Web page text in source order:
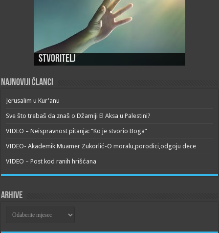
Stvoritelj
Najnoviji članci
Jerusalim u Kur'anu
Sve što trebaš da znaš o Džamiji El Aksa u Palestini?
VIDEO – Neispravnost pitanja: “Ko je stvorio Boga”
VIDEO- Akademik Muamer Zukorlić-O moralu,porodici,odgoju dece
VIDEO – Post kod ranih hrišćana
Arhive